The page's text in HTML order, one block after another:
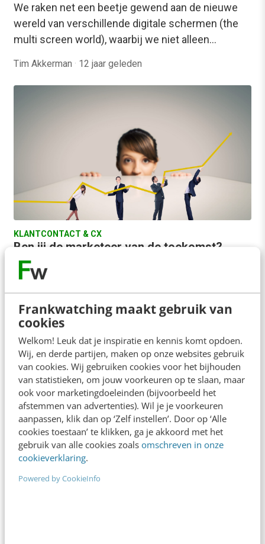
Frankwatching maakt gebruik van
cookies
Welkom! Leuk dat je inspiratie en kennis komt opdoen.
Wij, en derde partijen, maken op onze websites gebruik
van cookies. Wij gebruiken cookies voor het bijhouden
van statistieken, om jouw voorkeuren op te slaan, maar
ook voor marketingdoeleinden (bijvoorbeeld het
afstemmen van advertenties). Wil je je voorkeuren
aanpassen, klik dan op ‘Zelf instellen’. Door op ‘Alle
cookies toestaan’ te klikken, ga je akkoord met het
gebruik van alle cookies zoals omschreven in onze
cookieverklaring.
Powered by CookieInfo
We raken net een beetje gewend aan de nieuwe
wereld van verschillende digitale schermen (the
multi screen world), waarbij we niet alleen…
Tim Akkerman · 12 jaar geleden
KLANTCONTACT & CX
Ben jij de marketeer van de toekomst?
Word een ‘math man’!
Big data, is de hype inmiddels voorbij? Dat was de
vraag tijdens de MOA Summit op 9 oktober. Big
data is niet…